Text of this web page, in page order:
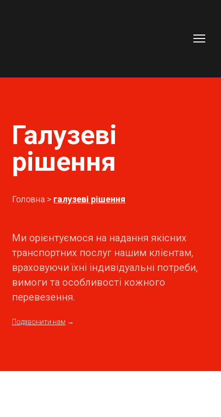
Галузеві
рішення
Головна > галузеві рішення
Ми орієнтуємося на надання якісних
транспортних послуг нашим клієнтам,
враховуючи їхні індивідуальні потреби,
вимоги та особливості кожного
перевезення.
Подзвонити нам →